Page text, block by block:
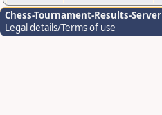
Chess-Tournament-Results-Server
Legal details/Terms of use